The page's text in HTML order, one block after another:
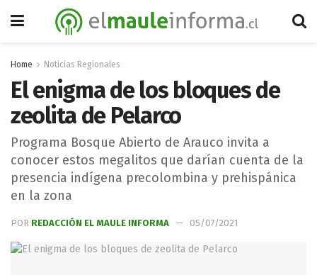
Home Noticias Regionales
El enigma de los bloques de
zeolita de Pelarco
Programa Bosque Abierto de Arauco invita a
conocer estos megalitos que darían cuenta de la
presencia indígena precolombina y prehispánica
en la zona
POR REDACCIÓN EL MAULE INFORMA 05/07/2021